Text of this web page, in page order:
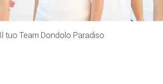
Il tuo Team Dondolo Paradiso